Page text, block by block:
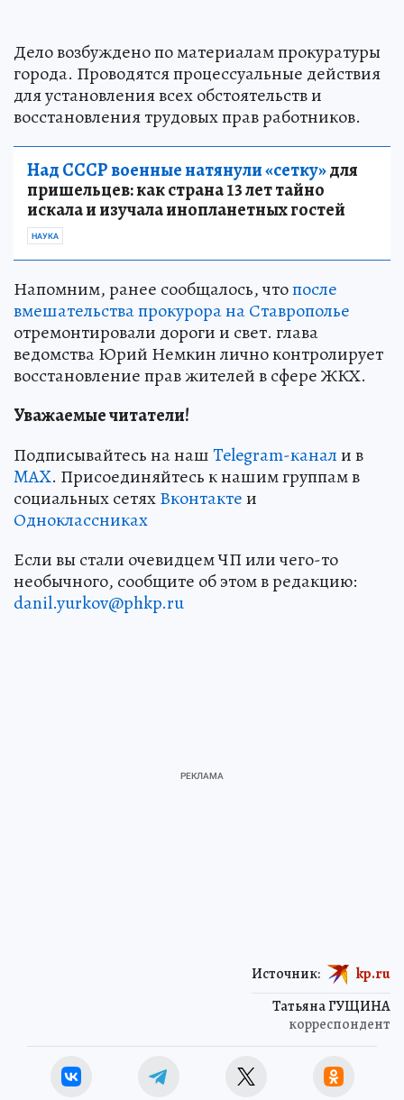
Дело возбуждено по материалам прокуратуры
города. Проводятся процессуальные действия
для установления всех обстоятельств и
восстановления трудовых прав работников.
Над СССР военные натянули «сетку»для
пришельцев: как страна 13 лет тайно
искала и изучала инопланетных гостей
НАУКА
Напомним, ранее сообщалось, чтопосле
вмешательства прокурора на Ставрополье
отремонтировали дороги и свет. глава
ведомства Юрий Немкин лично контролирует
восстановление прав жителей в сфере ЖКХ.
Уважаемые читатели!
Подписывайтесь на нашTelegram-канали в
MAX. Присоединяйтесь к нашим группам в
социальных сетяхВконтактеи
Одноклассниках
Если вы стали очевидцем ЧП или чего-то
необычного, сообщите об этом в редакцию:
danil.yurkov@phkp.ru
Татьяна ГУЩИНА
корреспондент
Источник: kp.ru